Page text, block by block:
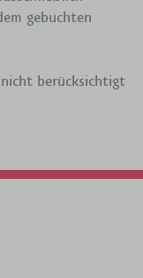
gebuchten
berücksichtigt